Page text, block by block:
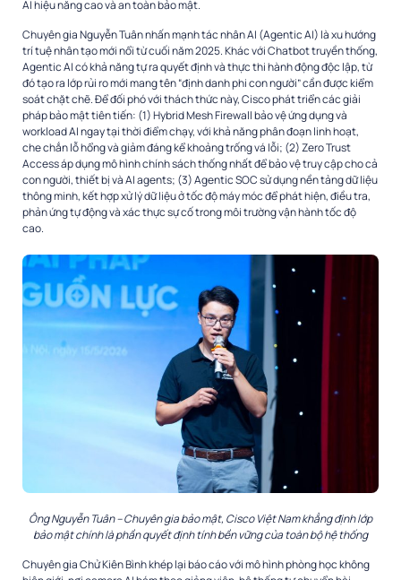
AI hiệu năng cao và an toàn bảo mật.
Chuyên gia Nguyễn Tuân nhấn mạnh tác nhân AI (Agentic AI) là xu hướng
trí tuệ nhân tạo mới nổi từ cuối năm 2025. Khác với Chatbot truyền thống,
Agentic AI có khả năng tự ra quyết định và thực thi hành động độc lập, từ
đó tạo ra lớp rủi ro mới mang tên “định danh phi con người” cần được kiểm
soát chặt chẽ. Để đối phó với thách thức này, Cisco phát triển các giải
pháp bảo mật tiên tiến: (1) Hybrid Mesh Firewall bảo vệ ứng dụng và
workload AI ngay tại thời điểm chạy, với khả năng phân đoạn linh hoạt,
che chắn lỗ hổng và giảm đáng kể khoảng trống vá lỗi; (2) Zero Trust
Access áp dụng mô hình chính sách thống nhất để bảo vệ truy cập cho cả
con người, thiết bị và AI agents; (3) Agentic SOC sử dụng nền tảng dữ liệu
thông minh, kết hợp xử lý dữ liệu ở tốc độ máy móc để phát hiện, điều tra,
phản ứng tự động và xác thực sự cố trong môi trường vận hành tốc độ
cao.
Ông Nguyễn Tuân – Chuyên gia bảo mật, Cisco Việt Nam khẳng định lớp
bảo mật chính là phần quyết định tính bền vững của toàn bộ hệ thống
Chuyên gia Chử Kiên Bình khép lại báo cáo với mô hình phòng học không